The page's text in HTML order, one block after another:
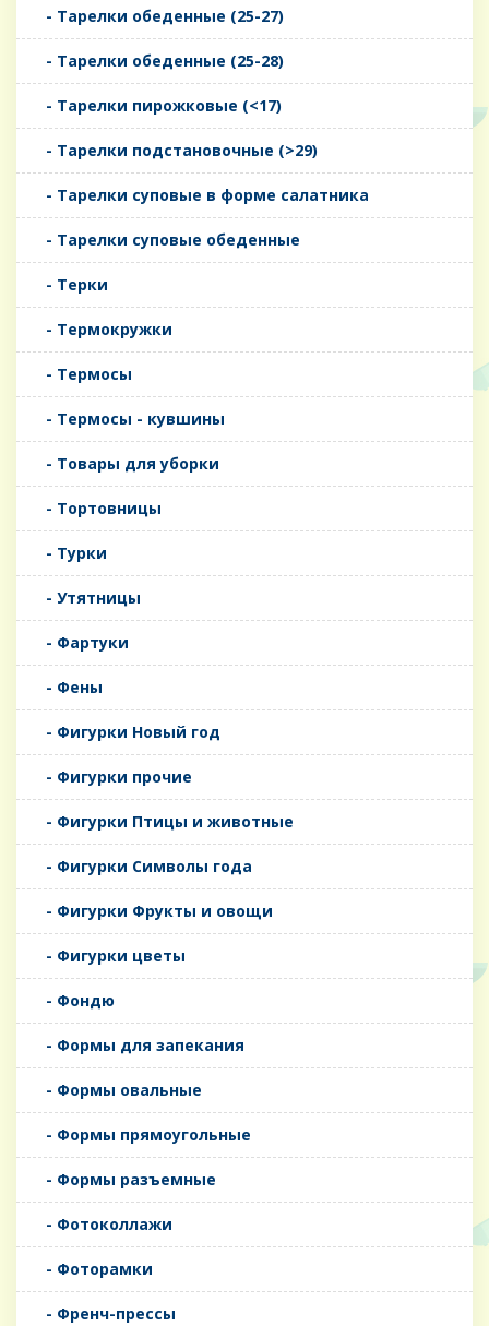
- Тарелки обеденные (25-27)
- Тарелки обеденные (25-28)
- Тарелки пирожковые (<17)
- Тарелки подстановочные (>29)
- Тарелки суповые в форме салатника
- Тарелки суповые обеденные
- Терки
- Термокружки
- Термосы
- Термосы - кувшины
- Товары для уборки
- Тортовницы
- Турки
- Утятницы
- Фартуки
- Фены
- Фигурки Новый год
- Фигурки прочие
- Фигурки Птицы и животные
- Фигурки Символы года
- Фигурки Фрукты и овощи
- Фигурки цветы
- Фондю
- Формы для запекания
- Формы овальные
- Формы прямоугольные
- Формы разъемные
- Фотоколлажи
- Фоторамки
- Френч-прессы